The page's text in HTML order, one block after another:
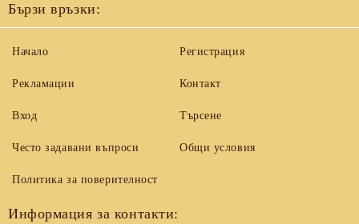
Бързи връзки:
Начало
Рекламации
Вход
Често задавани въпроси
Регистрация
Контакт
Търсене
Общи условия
Политика за поверителност
Информация за контакти: